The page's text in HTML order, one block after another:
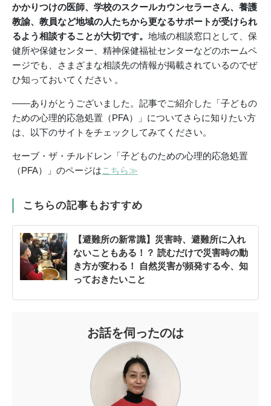
かかりつけの医師、学校のスクールカウンセラーさん、養護
教諭、教員など地域の人たちから更なるサポートが受けられ
るよう相談することが大切です。 地域の相談窓口として、保
健所や保健センター、精神保健福祉センターなどのホームペ
ージでも、さまざまな相談先の情報が掲載されているのでぜ
ひ知っておいてください 。
――ありがとうございました。記事でご紹介した「子どもの
ための心理的応急処置（PFA）」についてさらに知りたい方
は、以下のサイトをチェックしてみてください。
セーブ・ザ・チルドレン「子どものための心理的応急処置
（PFA）」のページはこちら≫
こちらの記事もおすすめ
【避難所の新常識】災害時、避難所に入れ
ないこともある！？ 読むだけで災害時の動
き方が変わる！ 自然災害が頻発する今、知
っておきたいこと
お話を伺ったのは